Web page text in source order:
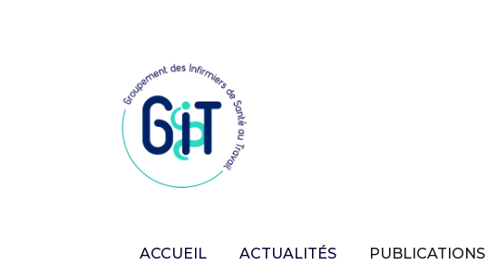
ACCUEIL ACTUALITÉS PUBLICATIONS